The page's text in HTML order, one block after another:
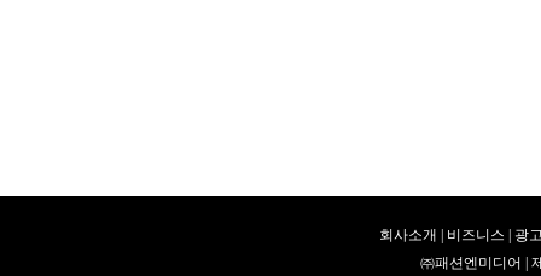
회사소개 | 비즈니스 | 광
㈜패션엔미디어 |